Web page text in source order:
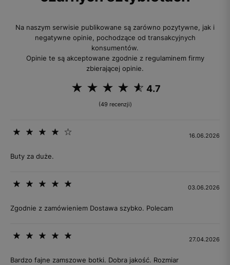
Na naszym serwisie publikowane są zarówno pozytywne, jak i
negatywne opinie, pochodzące od transakcyjnych
konsumentów.
Opinie te są akceptowane zgodnie z regulaminem firmy
zbierającej opinie.
4.7
(49 recenzji)
16.06.2026
Buty za duże.
03.06.2026
Zgodnie z zamówieniem Dostawa szybko. Polecam
27.04.2026
Bardzo fajne zamszowe botki. Dobra jakość. Rozmiar